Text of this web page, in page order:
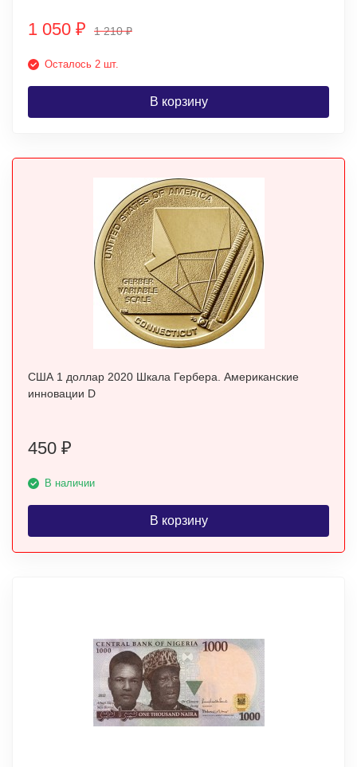
1 050 ₽ 1 210₽
Осталось 2 шт.
В корзину
США 1 доллар 2020 Шкала Гербера. Американские
инновации D
450 ₽
В наличии
В корзину